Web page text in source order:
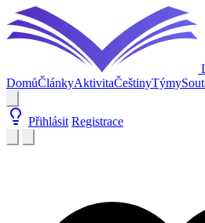
DomůČlánkyAktivitaČeštinyTýmy
Přihlásit Registrace